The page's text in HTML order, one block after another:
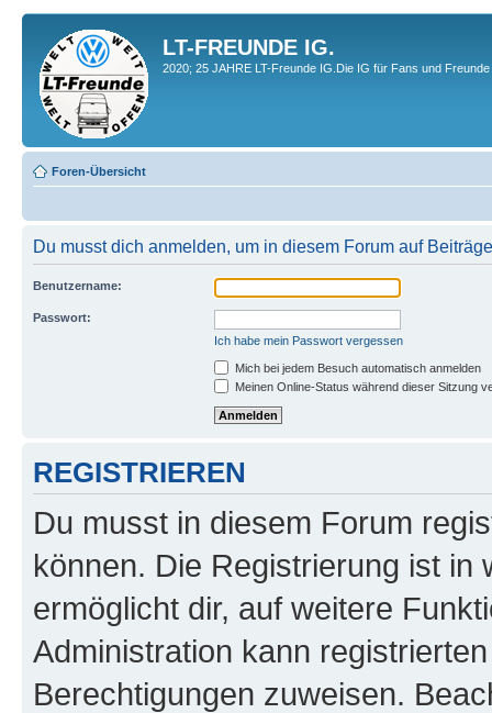
LT-FREUNDE IG.
2020; 25 JAHRE LT-Freunde IG.Die IG für Fans und
Foren-Übersicht
Du musst dich anmelden, um in diesem Forum auf
Benutzername:
Passwort:
Ich habe mein Passwort vergessen
Mich bei jedem Besuch automatisch anmelden
Meinen Online-Status während dieser Sitzung
REGISTRIEREN
Du musst in diesem Forum
können. Die Registrierung ist in
ermöglicht dir, auf weitere
Administration kann
Berechtigungen zuweisen.